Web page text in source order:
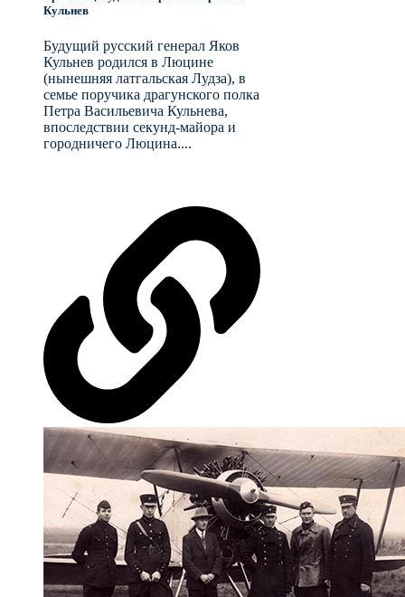
Кульнев
Будущий русский генерал Яков
Кульнев родился в Люцине
(нынешняя латгальская Лудза), в
семье поручика драгунского полка
Петра Васильевича Кульнева,
впоследствии секунд-майора и
городничего Люцина....